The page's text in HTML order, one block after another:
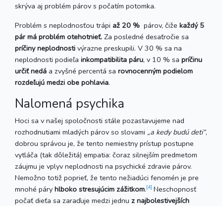
skrýva aj problém párov s počatím potomka.
Problém s neplodnosťou trápi až 20 % párov, čiže každý 5
pár má problém otehotnieť. Za posledné desaťročie sa
príčiny neplodnosti výrazne preskupili. V 30 % sa na
neplodnosti podieľa inkompatibilita páru, v 10 % sa príčinu
určiť nedá a zvyšné percentá sa rovnocenným podielom
rozdeľujú medzi obe pohlavia.
Nalomená psychika
Hoci sa v našej spoločnosti stále pozastavujeme nad
rozhodnutiami mladých párov so slovami „a kedy budú deti“,
dobrou správou je, že tento nemiestny prístup postupne
vytláča (tak dôležitá) empatia: čoraz silnejším predmetom
záujmu je vplyv neplodnosti na psychické zdravie párov.
Nemožno totiž poprieť, že tento nežiadúci fenomén je pre
mnohé páry hlboko stresujúcim zážitkom.[4] Neschopnosť
počať dieťa sa zaraďuje medzi jednu z najbolestivejších